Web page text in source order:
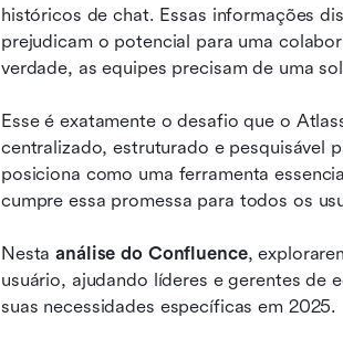
históricos de chat. Essas informações
prejudicam o potencial para uma
verdade, as equipes precisam de uma
Esse é exatamente o desafio que o
centralizado, estruturado e pesquisável
posiciona como uma ferramenta
cumpre essa promessa para todos os
Nesta análise do Confluence,
usuário, ajudando líderes e gerentes de
suas necessidades específicas em 2025.